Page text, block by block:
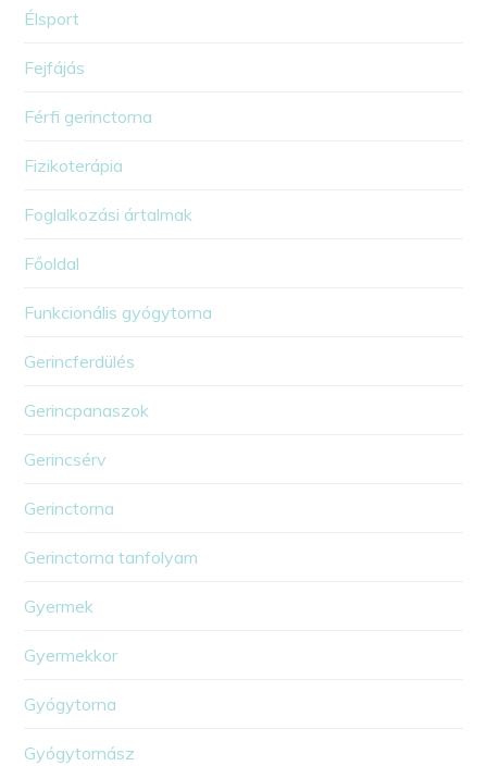
Élsport
Fejfájás
Férfi gerinctorna
Fizikoterápia
Foglalkozási ártalmak
Főoldal
Funkcionális gyógytorna
Gerincferdülés
Gerincpanaszok
Gerincsérv
Gerinctorna
Gerinctorna tanfolyam
Gyermek
Gyermekkor
Gyógytorna
Gyógytornász